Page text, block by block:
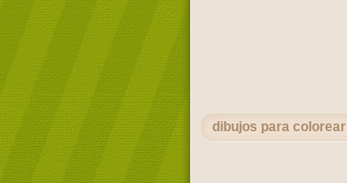
dibujos para colorear